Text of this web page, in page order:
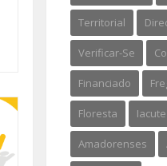
Territorial
Verificar-Se
Financiado
Floresta Iacute
Amadorenses